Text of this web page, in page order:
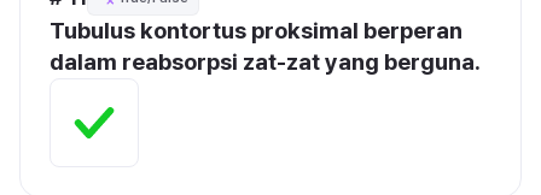
Tubulus kontortus proksimal berperan
dalam reabsorpsi zat-zat yang berguna.